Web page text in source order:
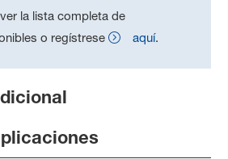
la lista completa de
o regístrese
aquí.